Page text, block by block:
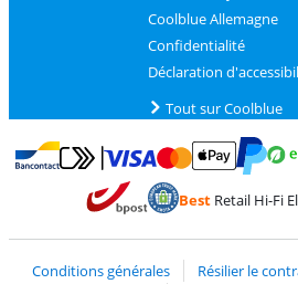
Coolblue Allemagne
Confidentialité
Déclaration
Tout sur Coolblue
Payer avec Bancontact
Payer avec MasterCard et Visa via
Payer
BestRetail Hi-Fi
Conditions générales Résilier le